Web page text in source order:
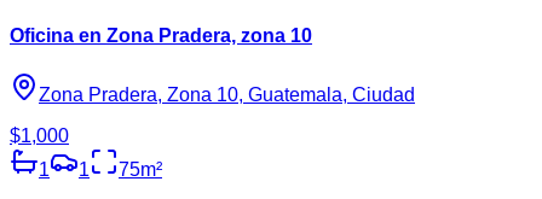
Oficina en Zona Pradera, zona 10
Zona Pradera, Zona 10, Guatemala, Ciudad
$1,000
1
1 75m²